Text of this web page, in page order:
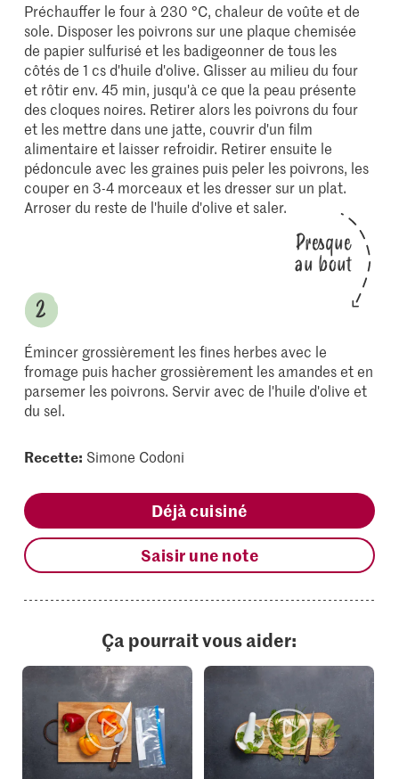
Préchauffer le four à 230 °C, chaleur de voûte et de
sole. Disposer les poivrons sur une plaque chemisée
de papier sulfurisé et les badigeonner de tous les
côtés de 1 cs d'huile d'olive. Glisser au milieu du four
et rôtir env. 45 min, jusqu'à ce que la peau présente
des cloques noires. Retirer alors les poivrons du four
et les mettre dans une jatte, couvrir d'un film
alimentaire et laisser refroidir. Retirer ensuite le
pédoncule avec les graines puis peler les poivrons, les
couper en 3-4 morceaux et les dresser sur un plat.
Arroser du reste de l'huile d'olive et saler.
Presque
au bout
Émincer grossièrement les fines herbes avec le
fromage puis hacher grossièrement les amandes et en
parsemer les poivrons. Servir avec de l'huile d'olive et
du sel.
Recette: Simone Codoni
Déjà cuisiné
Saisir une note
Ça pourrait vous aider: